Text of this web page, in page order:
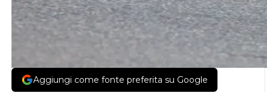
Aggiungi come fonte preferita su Google